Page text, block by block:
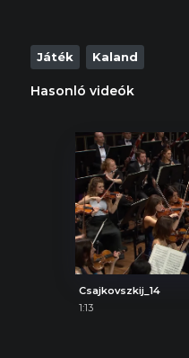
Játék Kaland
Hasonló videók
Csajkovszkij_14
1:13